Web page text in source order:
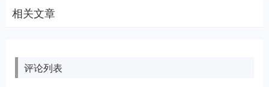
相关文章
评论列表